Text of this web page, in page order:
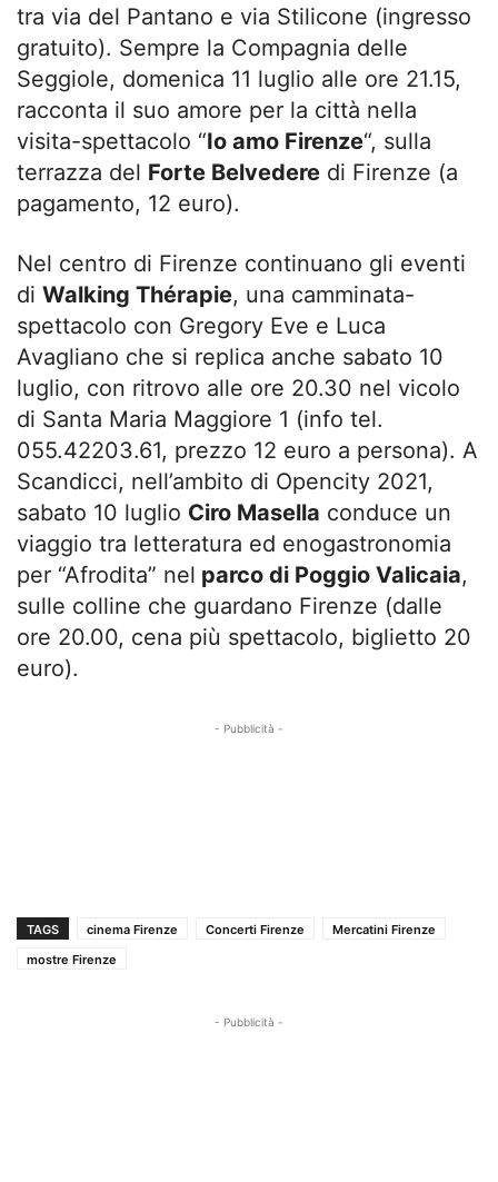
tra via del Pantano e via Stilicone (ingresso
gratuito). Sempre la Compagnia delle
Seggiole, domenica 11 luglio alle ore 21.15,
racconta il suo amore per la città nella
visita-spettacolo “Io amo Firenze“, sulla
terrazza del Forte Belvedere di Firenze (a
pagamento, 12 euro).
Nel centro di Firenze continuano gli eventi
di Walking Thérapie, una camminata-
spettacolo con Gregory Eve e Luca
Avagliano che si replica anche sabato 10
luglio, con ritrovo alle ore 20.30 nel vicolo
di Santa Maria Maggiore 1 (info tel.
055.42203.61, prezzo 12 euro a persona). A
Scandicci, nell’ambito di Opencity 2021,
sabato 10 luglio Ciro Masella conduce un
viaggio tra letteratura ed enogastronomia
per “Afrodita” nel parco di Poggio Valicaia,
sulle colline che guardano Firenze (dalle
ore 20.00, cena più spettacolo, biglietto 20
euro).
- Pubblicità -
TAGS cinema Firenze Concerti Firenze
Mercatini Firenze
mostre Firenze
- Pubblicità -